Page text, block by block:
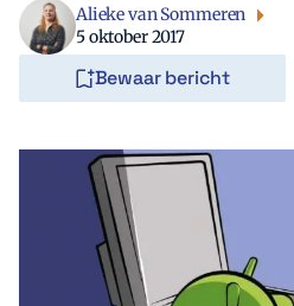
Alieke van Sommeren
5 oktober 2017
Bewaar bericht